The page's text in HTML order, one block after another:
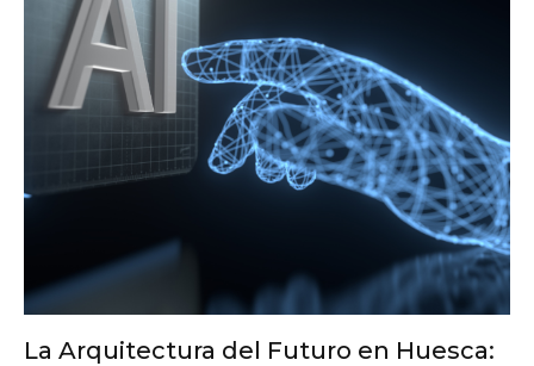
La Arquitectura del Futuro en Huesca: